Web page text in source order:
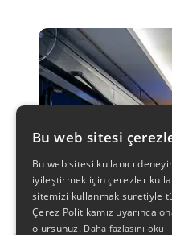
Bu web sitesi
Bu web sitesi kullanıcı
iyileştirmek için çerezler
sitemizi kullanmak suretiyle
Çerez Politikamız uyarınca
olursunuz. Daha fazlasını oku